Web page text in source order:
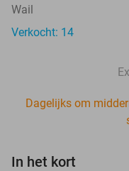
Wail
Verkocht: 14
Dagelijks om
In het kort